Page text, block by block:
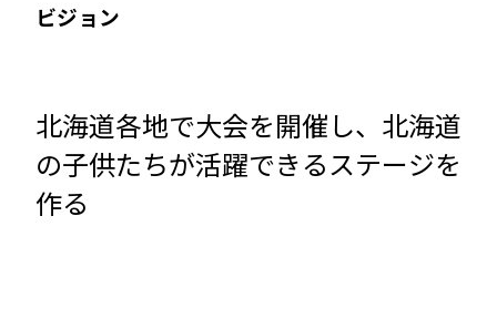
ビジョン
北海道各地で大会を開催し、北海道
の子供たちが活躍できるステージを
作る